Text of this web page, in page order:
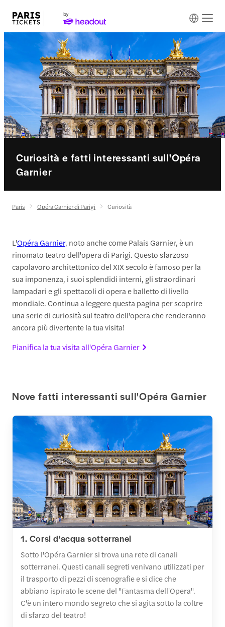
Curiosità e fatti interessanti sull'Opéra
Garnier
Paris Opéra Garnier di Parigi Curiosità
L'Opéra Garnier, noto anche come Palais Garnier, è un
rinomato teatro dell'opera di Parigi. Questo sfarzoso
capolavoro architettonico del XIX secolo è famoso per la
sua imponenza, i suoi splendidi interni, gli straordinari
lampadari e gli spettacoli di opera e balletto di livello
mondiale. Continua a leggere questa pagina per scoprire
una serie di curiosità sul teatro dell'opera che renderanno
ancora più divertente la tua visita!
Pianifica la tua visita all'Opéra Garnier
Nove fatti interessanti sull'Opéra Garnier
1. Corsi d'acqua sotterranei
Sotto l'Opéra Garnier si trova una rete di canali
sotterranei. Questi canali segreti venivano utilizzati per
il trasporto di pezzi di scenografie e si dice che
abbiano ispirato le scene del "Fantasma dell'Opera".
C'è un intero mondo segreto che si agita sotto la coltre
di sfarzo del teatro!